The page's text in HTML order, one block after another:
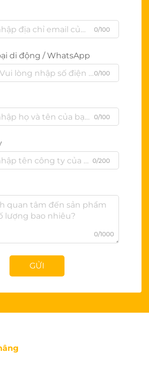
0/100
di động / WhatsApp
0/100
0/100
0/200
0/1000
GỬI